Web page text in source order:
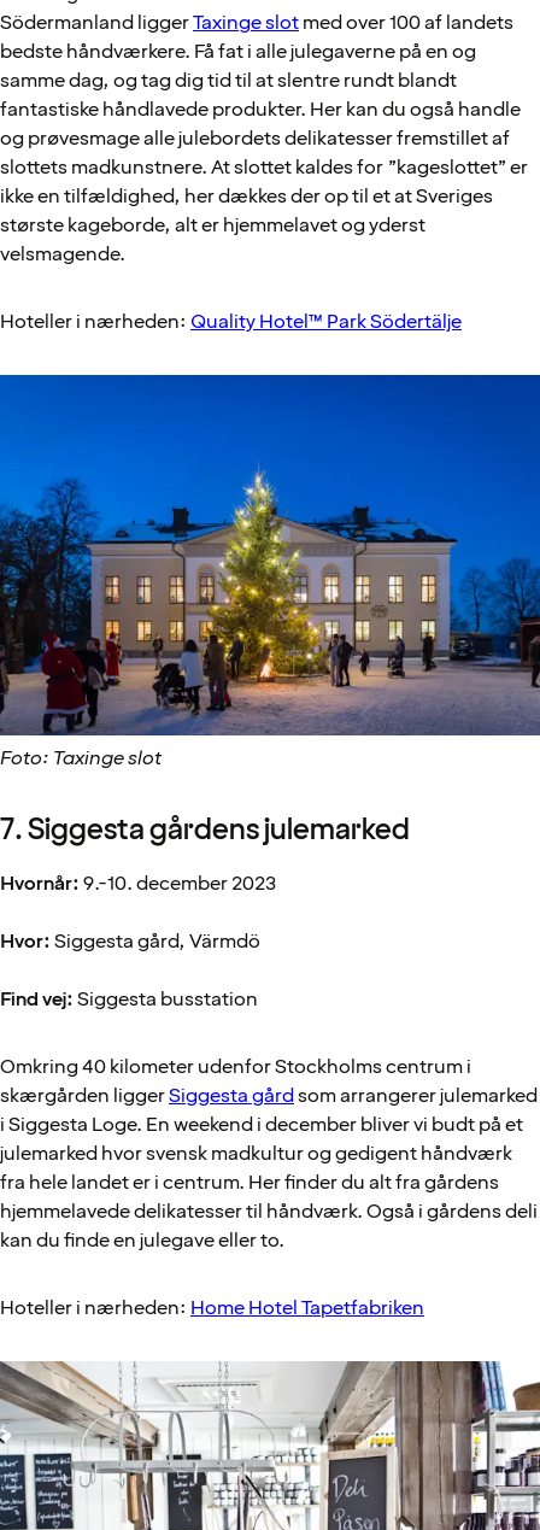
Södermanland liggerTaxinge slotmed over 100 af landets
bedste håndværkere. Få fat i alle julegaverne på en og
samme dag, og tag dig tid til at slentre rundt blandt
fantastiske håndlavede produkter. Her kan du også handle
og prøvesmage alle julebordets delikatesser fremstillet af
slottets madkunstnere. At slottet kaldes for ”kageslottet” er
ikke en tilfældighed, her dækkes der op til et at Sveriges
største kageborde, alt er hjemmelavet og yderst
velsmagende.
Hoteller i nærheden: Quality Hotel™ Park Södertälje
Foto: Taxinge slot
7. Siggesta gårdens julemarked
Hvornår:9.-10. december 2023
Hvor:Siggesta gård, Värmdö
Find vej:Siggesta busstation
Omkring 40 kilometer udenfor Stockholms centrum i
skærgården liggerSiggesta gårdsom arrangerer julemarked
i Siggesta Loge. En weekend i december bliver vi budt på et
julemarked hvor svensk madkultur og gedigent håndværk
fra hele landet er i centrum. Her finder du alt fra gårdens
hjemmelavede delikatesser til håndværk. Også i gårdens deli
kan du finde en julegave eller to.
Hoteller i nærheden: Home Hotel Tapetfabriken